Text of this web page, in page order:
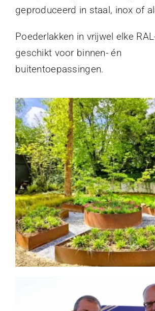
geproduceerd in staal, inox of
Poederlakken in vrijwel elke
geschikt voor binnen- én
buitentoepassingen.